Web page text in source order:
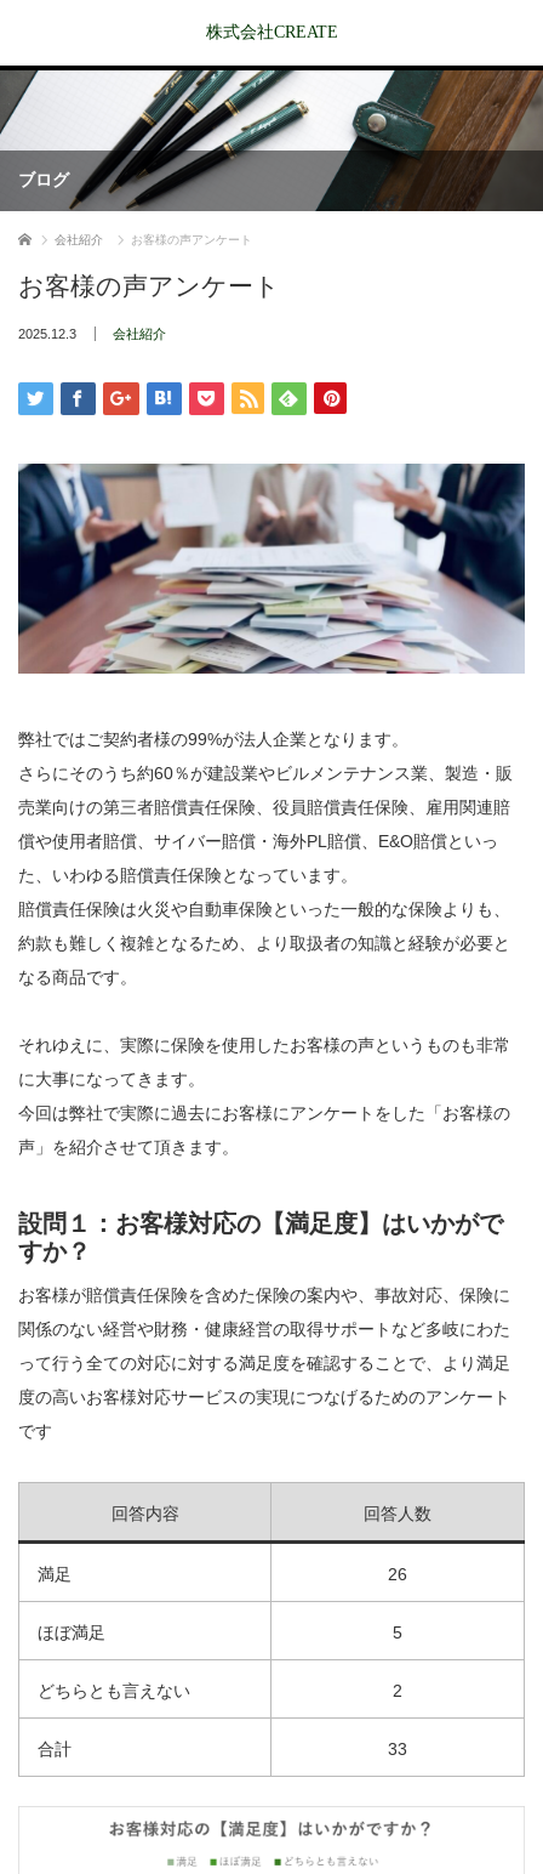
株式会社CREATE
ブログ
ホーム 会社紹介 お客様の声アンケート
お客様の声アンケート
2025.12.3 会社紹介
弊社ではご契約者様の99%が法人企業となります。
さらにそのうち約60％が建設業やビルメンテナンス業、製造・販
売業向けの第三者賠償責任保険、役員賠償責任保険、雇用関連賠
償や使用者賠償、サイバー賠償・海外PL賠償、E&O賠償といっ
た、いわゆる賠償責任保険となっています。
賠償責任保険は火災や自動車保険といった一般的な保険よりも、
約款も難しく複雑となるため、より取扱者の知識と経験が必要と
なる商品です。
それゆえに、実際に保険を使用したお客様の声というものも非常
に大事になってきます。
今回は弊社で実際に過去にお客様にアンケートをした「お客様の
声」を紹介させて頂きます。
設問１：お客様対応の【満足度】はいかがで
すか？
お客様が賠償責任保険を含めた保険の案内や、事故対応、保険に
関係のない経営や財務・健康経営の取得サポートなど多岐にわた
って行う全ての対応に対する満足度を確認することで、より満足
度の高いお客様対応サービスの実現につなげるためのアンケート
です
回答内容 回答人数
満足 26
ほぼ満足 5
どちらとも言えない 2
合計 33